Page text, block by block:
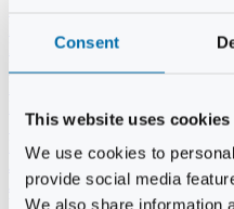
Consent
This website uses cookies
We use cookies to
provide social media
We also share information
Kjeld Hansen
Niels Thomas Rosenberg
Svend Andersen
Bent Wigh
Jens-Kjeld Jensen
Jon Fjeldså
William Carøe Aarestrup